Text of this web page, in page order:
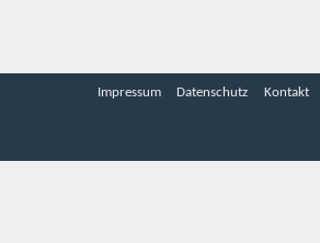
Impressum Datenschutz Kontakt